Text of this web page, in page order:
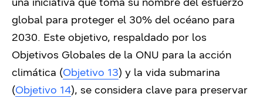
global para proteger el 30% del océano para
2030. Este objetivo, respaldado por los
Objetivos Globales de la ONU para la acción
climática (Objetivo 13) y la vida submarina
(Objetivo 14), se considera clave para preservar